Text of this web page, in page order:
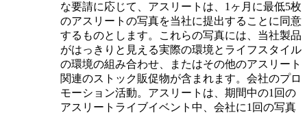
な要請に応じて、アスリートは、1ヶ月に最低5枚
のアスリートの写真を当社に提出することに同意
するものとします。これらの写真には、当社製品
がはっきりと見える実際の環境とライフスタイル
の環境の組み合わせ、またはその他のアスリート
関連のストック販促物が含まれます。会社のプロ
モーション活動。アスリートは、期間中の1回の
アスリートライブイベント中、会社に1回の写真